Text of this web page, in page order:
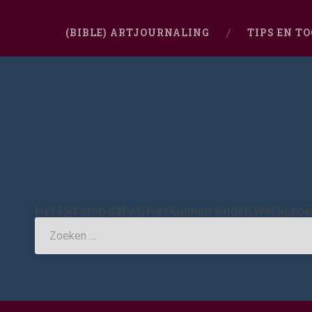
(BIBLE) ARTJOURNALING TIPS EN
Het lijkt erop dat wij niet kunnen vinden wat jij